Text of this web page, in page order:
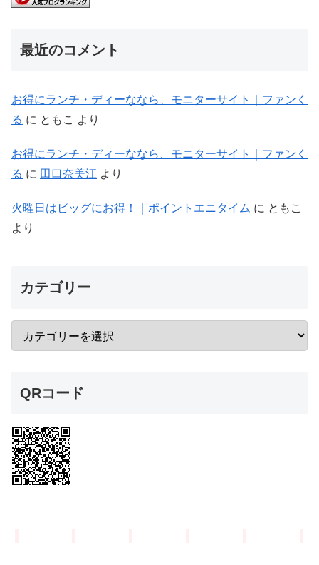
最近のコメント
お得にランチ・ディーななら、モニターサイト｜ファンく
る に ともこ より
お得にランチ・ディーななら、モニターサイト｜ファンく
る に 田口奈美江 より
火曜日はビッグにお得！｜ポイントエニタイム に ともこ
より
カテゴリー
QRコード